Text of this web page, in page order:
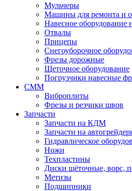
Мульчеры
Машины для ремонта и
Навесное
Отвалы
Прицепы
Снегоуборочное
Фрезы дорожные
Щеточное оборудование
Погрузчики навесные
СММ
Виброплиты
Фрезы и резчики швов
Запчасти
Запчасти на КДМ
Запчасти на
Гидравлическое
Ножи
Техпластины
Диски щёточные, ворс,
Метизы
Подшипники